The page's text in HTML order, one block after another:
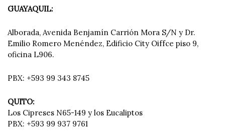
GUAYAQUIL:
Alborada, Avenida Benjamín Carrión Mora S/N y Dr.
Emilio Romero Menéndez, Edificio City Oiffce piso 9,
oficina L906.
PBX: +593 99 343 8745
QUITO:
Los Cipreses N65-149 y los Eucaliptos
PBX: +593 99 937 9761